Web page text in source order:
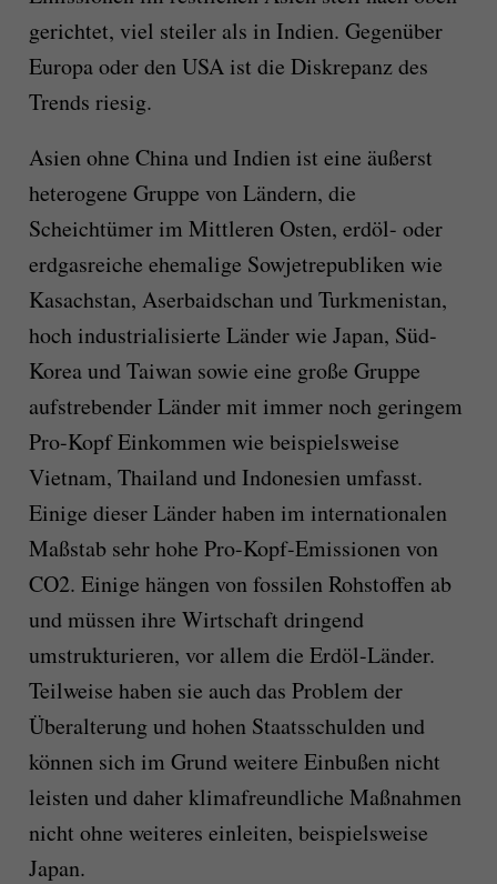
gerichtet, viel steiler als in Indien. Gegenüber
Europa oder den USA ist die Diskrepanz des
Trends riesig.
Asien ohne China und Indien ist eine äußerst
heterogene Gruppe von Ländern, die
Scheichtümer im Mittleren Osten, erdöl- oder
erdgasreiche ehemalige Sowjetrepubliken wie
Kasachstan, Aserbaidschan und Turkmenistan,
hoch industrialisierte Länder wie Japan, Süd-
Korea und Taiwan sowie eine große Gruppe
aufstrebender Länder mit immer noch geringem
Pro-Kopf Einkommen wie beispielsweise
Vietnam, Thailand und Indonesien umfasst.
Einige dieser Länder haben im internationalen
Maßstab sehr hohe Pro-Kopf-Emissionen von
CO2. Einige hängen von fossilen Rohstoffen ab
und müssen ihre Wirtschaft dringend
umstrukturieren, vor allem die Erdöl-Länder.
Teilweise haben sie auch das Problem der
Überalterung und hohen Staatsschulden und
können sich im Grund weitere Einbußen nicht
leisten und daher klimafreundliche Maßnahmen
nicht ohne weiteres einleiten, beispielsweise
Japan.